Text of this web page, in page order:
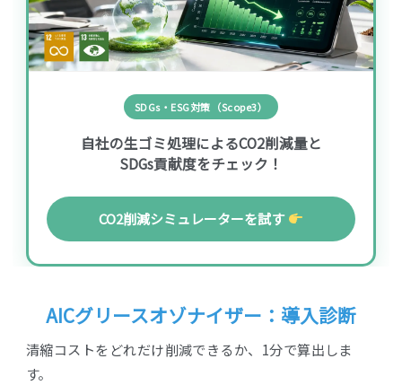
SDGs・ESG対策（Scope3）
自社の生ゴミ処理によるCO2削減量と
SDGs貢献度をチェック！
CO2削減シミュレーターを試す
AICグリースオゾナイザー：導入診断
清縮コストをどれだけ削減できるか、1分で算出しま
す。